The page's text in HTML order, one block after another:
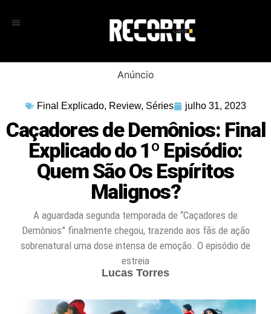
Anúncio
Final Explicado, Review, Séries julho 31, 2023
Caçadores de Demônios: Final
Explicado do 1º Episódio:
Quem São Os Espíritos
Malignos?
A aguardada segunda temporada de “Caçadores de
Demônios” finalmente chegou, trazendo aos fãs de ação
sobrenatural uma dose intensa de emoção. O episódio de
estreia
Lucas Torres